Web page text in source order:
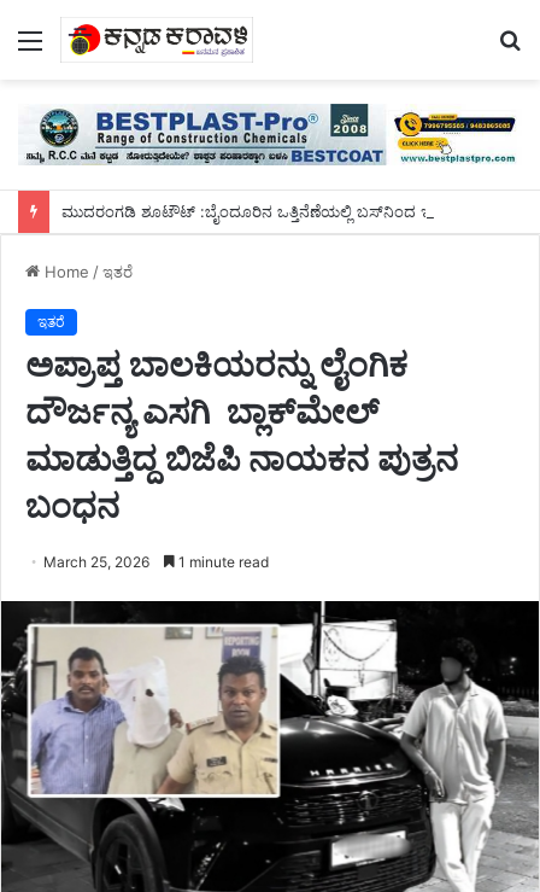
Menu
Home /ಇತರೆ
ಇತರೆ
ಅಪ್ರಾಪ್ತ ಬಾಲಕಿಯರನ್ನು ಲೈಂಗಿಕ
ದೌರ್ಜನ್ಯ ಎಸಗಿ ಬ್ಲಾಕ್‌ಮೇಲ್
ಮಾಡುತ್ತಿದ್ದ ಬಿಜೆಪಿ ನಾಯಕನ ಪುತ್ರನ
ಬಂಧನ
March 25, 2026 1 minute read